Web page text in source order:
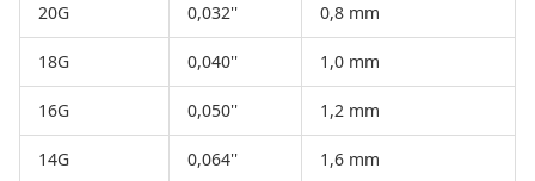
20G 0,032'' 0,8 mm
18G 0,040'' 1,0 mm
16G 0,050'' 1,2 mm
14G 0,064'' 1,6 mm